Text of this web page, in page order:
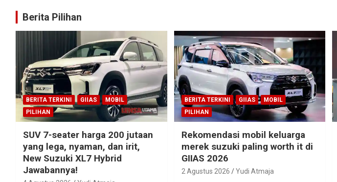
Berita Pilihan
BERITA TERKINI GIIAS
MOBIL
PILIHAN
SUV 7-seater harga 200 jutaan
yang lega, nyaman, dan irit,
New Suzuki XL7 Hybrid
Jawabannya!
BERITA TERKINI GIIAS
MOBIL
PILIHAN
Rekomendasi mobil keluarga
merek suzuki paling worth it di
GIIAS 2026
2 Agustus 2026 Yudi Atmaja